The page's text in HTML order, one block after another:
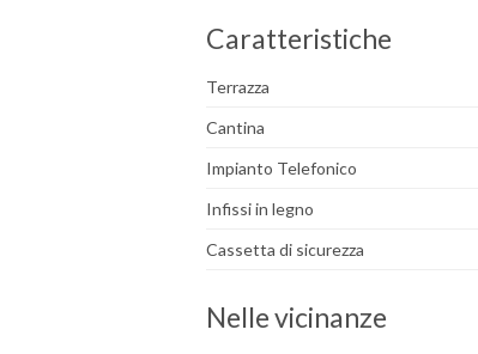
Caratteristiche
Terrazza
Cantina
Impianto Telefonico
Infissi in legno
Cassetta di sicurezza
Nelle vicinanze